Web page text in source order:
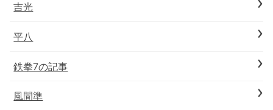
吉光
平八
鉄拳7の記事
風間準